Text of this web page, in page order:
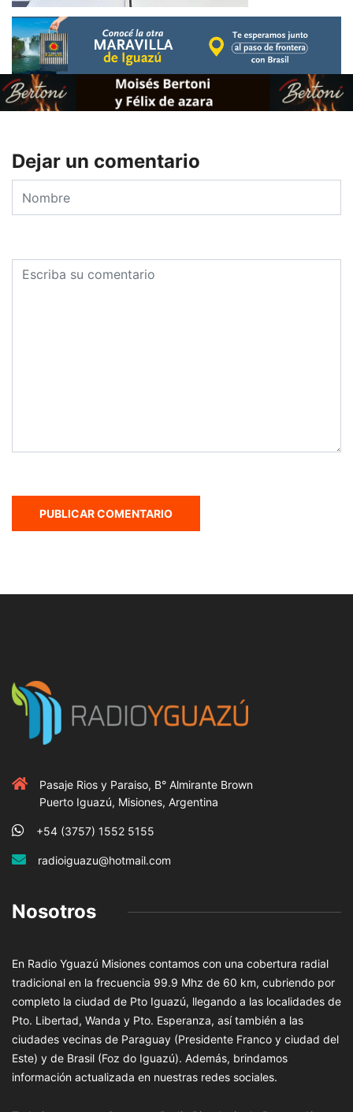
Dejar un comentario
Pasaje Rios y Paraiso, B° Almirante Brown
Puerto Iguazú, Misiones, Argentina
+54 (3757) 1552 5155
radioiguazu@hotmail.com
Nosotros
En Radio Yguazú Misiones contamos con una cobertura radial
tradicional en la frecuencia 99.9 Mhz de 60 km, cubriendo por
completo la ciudad de Pto Iguazú, llegando a las localidades de
Pto. Libertad, Wanda y Pto. Esperanza, así también a las
ciudades vecinas de Paraguay (Presidente Franco y ciudad del
Este) y de Brasil (Foz do Iguazú). Además, brindamos
información actualizada en nuestras redes sociales.